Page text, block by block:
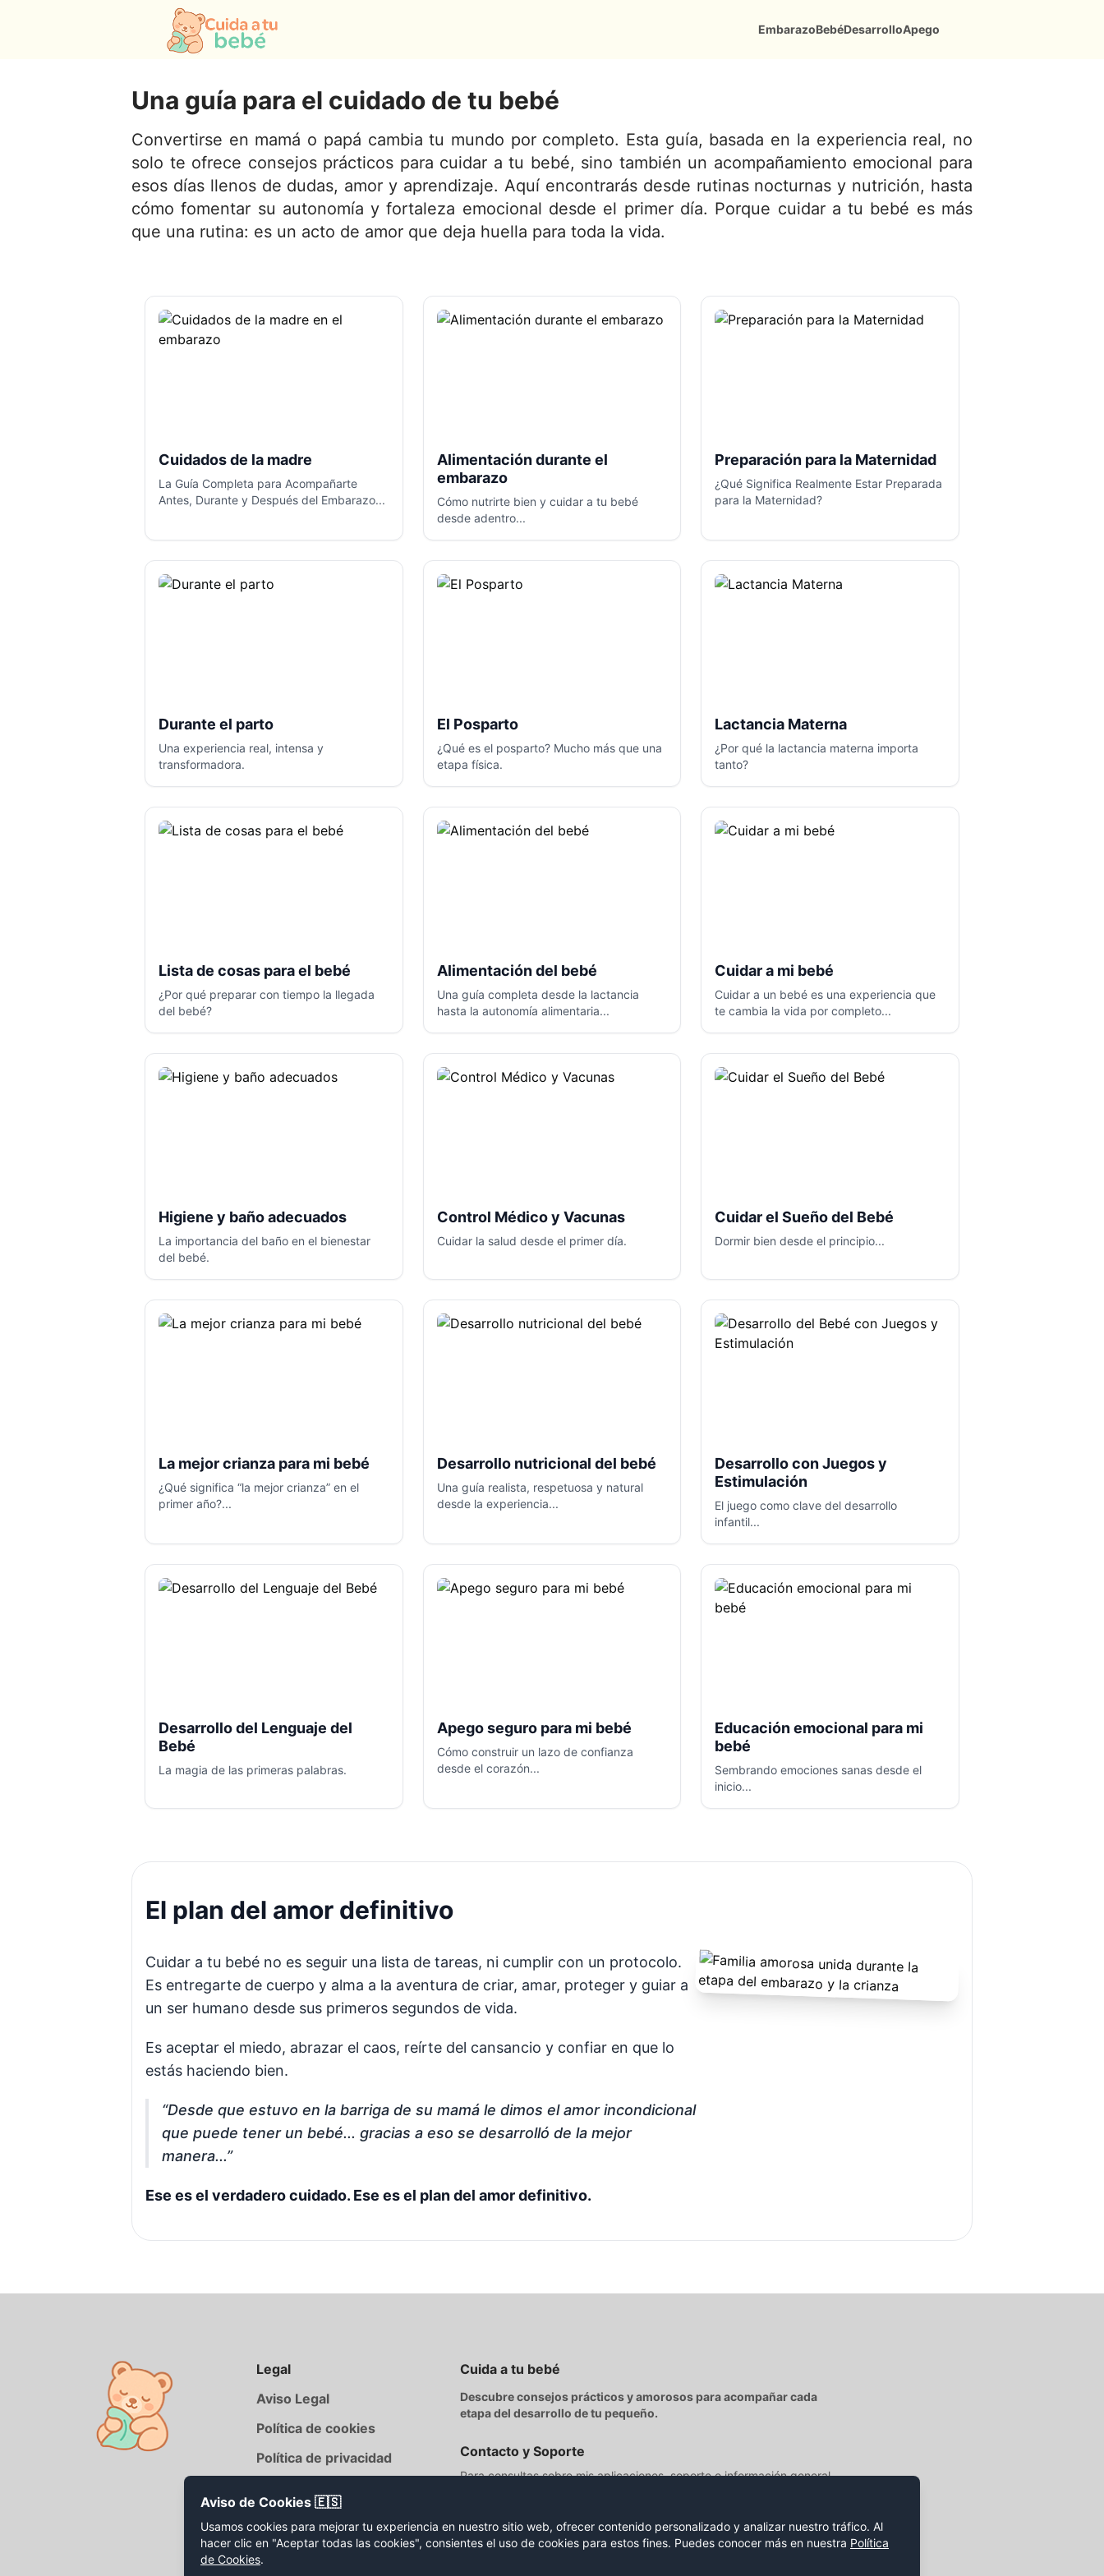
EmbarazoBebéDesarrolloApego
Una guía para el cuidado de tu bebé
Convertirse en mamá o papá cambia tu mundo por completo. Esta guía, basada en la experiencia real, no
solo te ofrece consejos prácticos para cuidar a tu bebé, sino también un acompañamiento emocional para
esos días llenos de dudas, amor y aprendizaje. Aquí encontrarás desde rutinas nocturnas y nutrición, hasta
cómo fomentar su autonomía y fortaleza emocional desde el primer día. Porque cuidar a tu bebé es más
que una rutina: es un acto de amor que deja huella para toda la vida.
Cuidados de la madre
La Guía Completa para Acompañarte
Antes, Durante y Después del Embarazo...
Alimentación durante el
embarazo
Cómo nutrirte bien y cuidar a tu bebé
desde adentro...
Preparación para la Maternidad
¿Qué Significa Realmente Estar Preparada
para la Maternidad?
Durante el parto
Una experiencia real, intensa y
transformadora.
El Posparto
¿Qué es el posparto? Mucho más que una
etapa física.
Lactancia Materna
¿Por qué la lactancia materna importa
tanto?
Lista de cosas para el bebé
¿Por qué preparar con tiempo la llegada
del bebé?
Alimentación del bebé
Una guía completa desde la lactancia
hasta la autonomía alimentaria...
Cuidar a mi bebé
Cuidar a un bebé es una experiencia que
te cambia la vida por completo...
Higiene y baño adecuados
La importancia del baño en el bienestar
del bebé.
Control Médico y Vacunas
Cuidar la salud desde el primer día.
Cuidar el Sueño del Bebé
Dormir bien desde el principio...
La mejor crianza para mi bebé
¿Qué significa “la mejor crianza” en el
primer año?...
Desarrollo nutricional del bebé
Una guía realista, respetuosa y natural
desde la experiencia...
Desarrollo con Juegos y
Estimulación
El juego como clave del desarrollo
infantil...
Desarrollo del Lenguaje del
Bebé
La magia de las primeras palabras.
Apego seguro para mi bebé
Cómo construir un lazo de confianza
desde el corazón...
Educación emocional para mi
bebé
Sembrando emociones sanas desde el
inicio...
El plan del amor definitivo
Cuidar a tu bebé no es seguir una lista de tareas, ni cumplir con un protocolo.
Es entregarte de cuerpo y alma a la aventura de criar, amar, proteger y guiar a
un ser humano desde sus primeros segundos de vida.
Es aceptar el miedo, abrazar el caos, reírte del cansancio y confiar en que lo
estás haciendo bien.
“Desde que estuvo en la barriga de su mamá le dimos el amor incondicional
que puede tener un bebé... gracias a eso se desarrolló de la mejor
manera...”
Ese es el verdadero cuidado. Ese es el plan del amor definitivo.
Legal
Aviso Legal
Política de cookies
Política de privacidad
Cuida a tu bebé
Descubre consejos prácticos y amorosos para acompañar cada
etapa del desarrollo de tu pequeño.
Contacto y Soporte
Para consultas sobre mis aplicaciones, soporte o información general,
Aviso de Cookies 🇪🇸
Usamos cookies para mejorar tu experiencia en nuestro sitio web, ofrecer contenido personalizado y analizar nuestro tráfico. Al
hacer clic en "Aceptar todas las cookies", consientes el uso de cookies para estos fines. Puedes conocer más en nuestra Política
de Cookies.